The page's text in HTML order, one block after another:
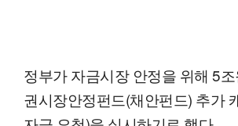
정부가 자금시장 안정을 위해 5
권시장안정펀드(채안펀드) 추가